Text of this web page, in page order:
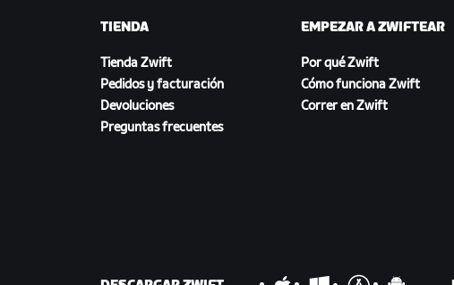
TIENDA
Tienda Zwift
Pedidos y facturación
Devoluciones
Preguntas frecuentes
EMPEZAR A ZWIFTEAR
Por qué Zwift
Cómo funciona Zwift
Correr en Zwift